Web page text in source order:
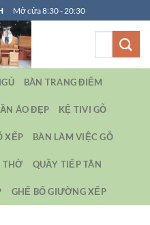
Mở cửa 8:30 - 20:30
BÀN TRANG ĐIỂM
ÁO ĐẸP KỆ TIVI GỖ
XẾP BÀN LÀM VIỆC GỖ
THỜ QUẦY TIẾP TÂN
GHẾ BỐ GIƯỜNG XẾP